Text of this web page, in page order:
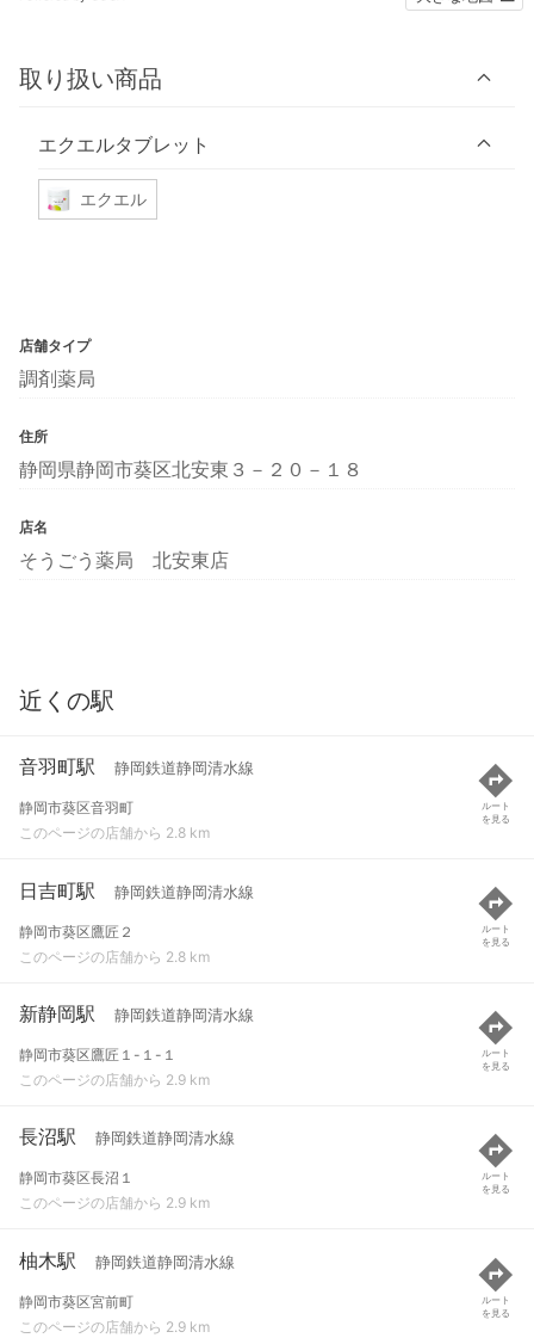
取り扱い商品
エクエルタブレット
エクエル
店舗タイプ
調剤薬局
住所
静岡県静岡市葵区北安東３－２０－１８
店名
そうごう薬局 北安東店
近くの駅
音羽町駅 静岡鉄道静岡清水線
静岡市葵区音羽町
このページの店舗から 2.8 km
ルート
を見る
日吉町駅 静岡鉄道静岡清水線
静岡市葵区鷹匠２
このページの店舗から 2.8 km
ルート
を見る
新静岡駅 静岡鉄道静岡清水線
静岡市葵区鷹匠１-１-１
このページの店舗から 2.9 km
ルート
を見る
長沼駅 静岡鉄道静岡清水線
静岡市葵区長沼１
このページの店舗から 2.9 km
ルート
を見る
柚木駅 静岡鉄道静岡清水線
静岡市葵区宮前町
このページの店舗から 2.9 km
ルート
を見る